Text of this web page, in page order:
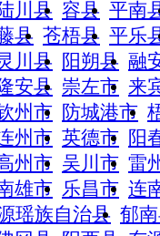
川县 容县 平南
县 苍梧县 平乐
川县 阳朔县 融
安县 崇左市 来
州市 防城港市
州市 英德市 阳
州市 吴川市 雷
雄市 乐昌市 连
瑶族自治县 郁